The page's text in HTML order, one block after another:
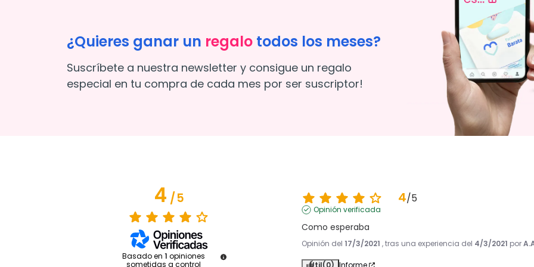
¿Quieres ganar un regalo todos los meses?
Suscríbete a nuestra newsletter y consigue un regalo
especial en tu compra de cada mes por ser suscriptor!
4/5
Basado en 1 opiniones
sometidas a control
4/5
Opinión verificada
Como esperaba
Opinión del 17/3/2021 , tras una experiencia del 4/3/2021 por
Útil(0) Informe